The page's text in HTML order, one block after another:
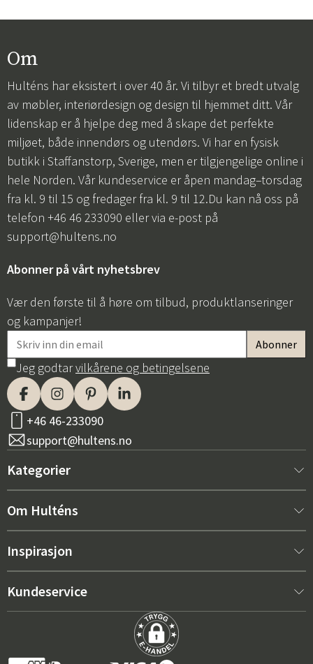
Om
Hulténs har eksistert i over 40 år. Vi tilbyr et bredt utvalg
av møbler, interiørdesign og design til hjemmet ditt. Vår
lidenskap er å hjelpe deg med å skape det perfekte
miljøet, både innendørs og utendørs. Vi har en fysisk
butikk i Staffanstorp, Sverige, men er tilgjengelige online i
hele Norden. Vår kundeservice er åpen mandag–torsdag
fra kl. 9 til 15 og fredager fra kl. 9 til 12.Du kan nå oss på
telefon +46 46 233090 eller via e-post på
support@hultens.no
Abonner på vårt nyhetsbrev
Vær den første til å høre om tilbud, produktlanseringer
og kampanjer!
Jeg godtarvilkårene og betingelsene
+46 46-233090
support@hultens.no
Kategorier
Nytt hos oss
Innredning
Om Hulténs
Om Hulténs
Salgsavdeling
Inspirasjon
Bestselger
De riktige putene for maksimal komfort – slik velger du
Kundeservice
Kjøpsvilkår